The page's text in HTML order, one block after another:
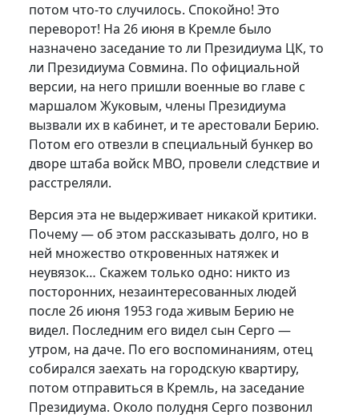
потом что-то случилось. Спокойно! Это
переворот! На 26 июня в Кремле было
назначено заседание то ли Президиума ЦК, то
ли Президиума Совмина. По официальной
версии, на него пришли военные во главе с
маршалом Жуковым, члены Президиума
вызвали их в кабинет, и те арестовали Берию.
Потом его отвезли в специальный бункер во
дворе штаба войск МВО, провели следствие и
расстреляли.
Версия эта не выдерживает никакой критики.
Почему — об этом рассказывать долго, но в
ней множество откровенных натяжек и
неувязок… Скажем только одно: никто из
посторонних, незаинтересованных людей
после 26 июня 1953 года живым Берию не
видел. Последним его видел сын Серго —
утром, на даче. По его воспоминаниям, отец
собирался заехать на городскую квартиру,
потом отправиться в Кремль, на заседание
Президиума. Около полудня Серго позвонил